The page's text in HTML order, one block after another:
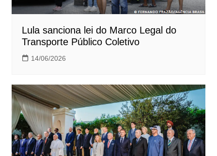
Lula sanciona lei do Marco Legal do
Transporte Público Coletivo
14/06/2026